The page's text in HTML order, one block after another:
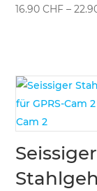
16.90CHF –
Seissiger